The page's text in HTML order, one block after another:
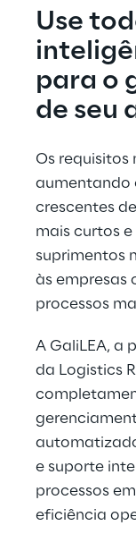
Use
para o
de seu
Os requisitos
aumentando
crescentes
mais curtos
suprimentos
às empresas
processos
A GaliLEA, a
da Logistics
e suporte
processos
eficiência